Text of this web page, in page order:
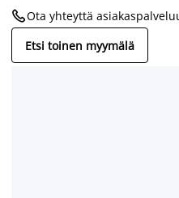
Ota yhteyttä
Etsi toinen myymälä